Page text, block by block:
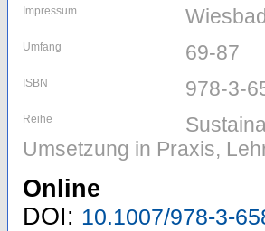
Impressum
Umfang 69-87
ISBN 978-3-
Reihe
Umsetzung in Praxis,
Online
DOI: 10.1007/978-3-